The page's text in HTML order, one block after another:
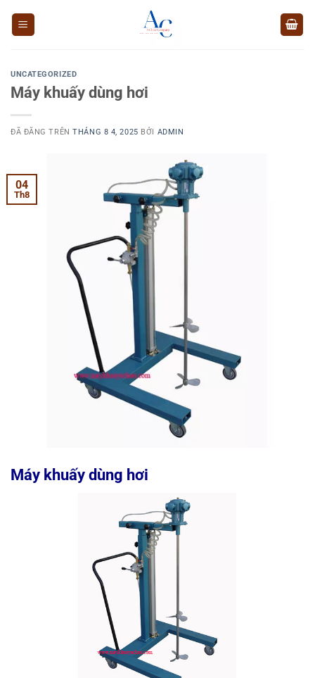
UNCATEGORIZED
Máy khuấy dùng hơi
ĐÃ ĐĂNG TRÊNTHÁNG 8 4, 2025 BỞI ADMIN
04
Th8
Máy khuấy dùng hơi